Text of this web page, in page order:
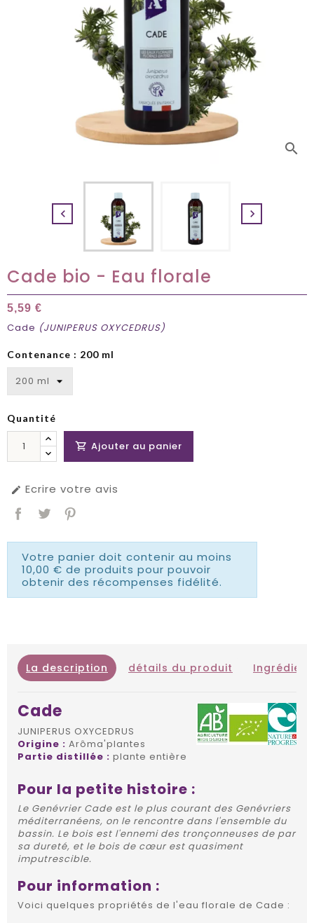
search
 
Cade bio - Eau florale
5,59 €
Cade (JUNIPERUS OXYCEDRUS)
Contenance : 200 ml
Quantité
 Ajouter au panier
 Ecrire votre avis
Votre panier doit contenir au moins
10,00 € de produits pour pouvoir
obtenir des récompenses fidélité.
La description détails du produit
Cade
JUNIPERUS OXYCEDRUS
Origine : Arôma'plantes
Partie distillée : plante entière
Pour la petite histoire :
Le Genévrier Cade est le plus courant des Genévriers
méditerranéens, on le rencontre dans l'ensemble du
bassin. Le bois est l'ennemi des tronçonneuses de par
sa dureté, et le bois de cœur est quasiment
imputrescible.
Pour information :
Voici quelques propriétés de l'eau florale de Cade :